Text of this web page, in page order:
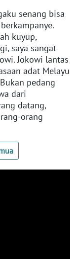
senang bisa
kuyup,
saya sangat
Jokowi lantas
adat Melayu
pedang
dari
datang,
orang